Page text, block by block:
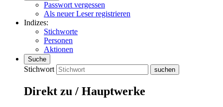
Passwort vergessen
Als neuer Leser registrieren
Indizes:
Stichworte
Personen
Aktionen
Suche
Stichwort
Direkt zu / Hauptwerke